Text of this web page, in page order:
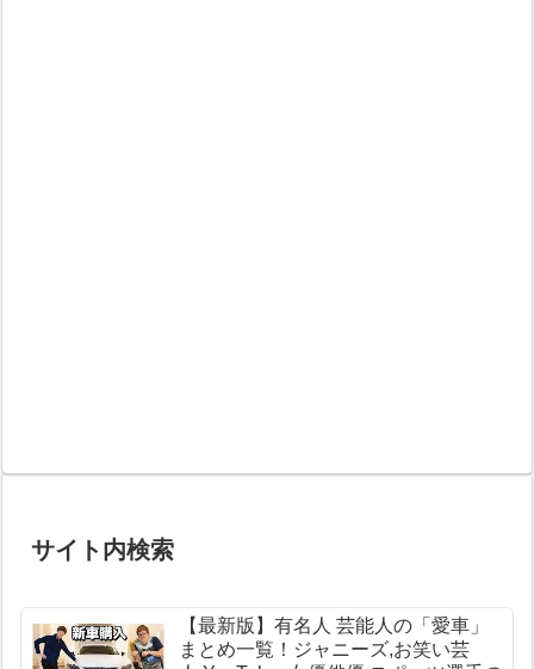
サイト内検索
【最新版】有名人 芸能人の「愛車」
まとめ一覧！ジャニーズ,お笑い芸